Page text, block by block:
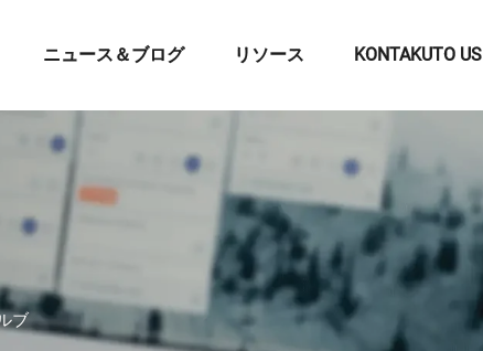
ニュース＆ブログ リソース KONTAKUTO US
ブ